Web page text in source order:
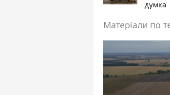
думка
Матеріали по